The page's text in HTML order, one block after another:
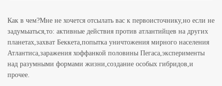
Как в чем?Мне не хочется отсылать вас к первоисточнику,но если не
задумыаться,то: активные действия против атлантийцев на других
планетах,захват Беккета,попытка уничтожения мирного населения
Атлантиса,заражения хоффанкой половины Пегаса,эксперименты
над разумными формами жизни,создание особых гибридов,и
прочее.